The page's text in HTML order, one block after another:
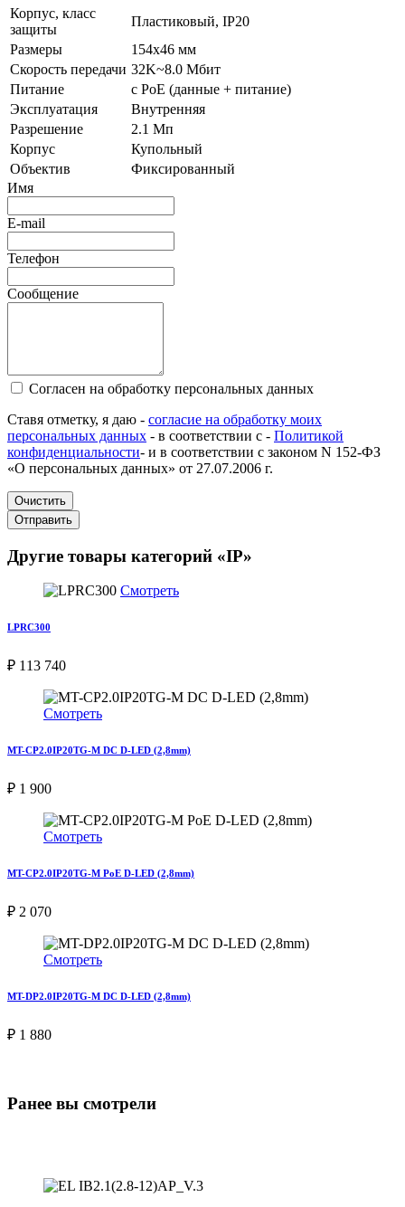
Корпус, класс
защиты
Пластиковый, IP20
Размеры
154x46 мм
Скорость передачи 32K~8.0 Мбит
Питание
с PoE (данные + питание)
Эксплуатация
Внутренняя
Разрешение
2.1 Мп
Корпус
Купольный
Объектив
Фиксированный
Имя
E-mail
Телефон
Сообщение
Согласен на обработку персональных данных
Ставя отметку, я даю - согласие на обработку моих
персональных данных - в соответствии с - Политикой
конфиденциальности- и в соответствии с законом N 152-ФЗ
«О персональных данных» от 27.07.2006 г.
Очистить
Отправить
Другие товары категорий «IP»
Смотреть
LPRC300
₽ 113 740
Смотреть
MT-CP2.0IP20TG-M DC D-LED (2,8mm)
₽ 1 900
Смотреть
MT-CP2.0IP20TG-M PoE D-LED (2,8mm)
₽ 2 070
Смотреть
MT-DP2.0IP20TG-M DC D-LED (2,8mm)
₽ 1 880
Ранее вы смотрели